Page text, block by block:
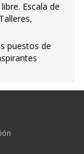
Escala de
puestos de